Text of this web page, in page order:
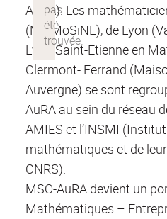
AuRA). Les
(MaiMoSiNE), de Lyon
Lyon Saint-Etienne en
Clermont- Ferrand
Auvergne) se sont
AuRA au sein du réseau
AMIES et l’INSMI
mathématiques et de
CNRS).
MSO-AuRA devient un
Mathématiques –